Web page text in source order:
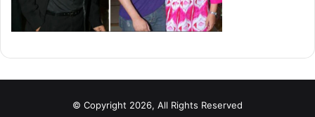
© Copyright 2026, All Rights Reserved